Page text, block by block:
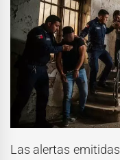
Las alertas